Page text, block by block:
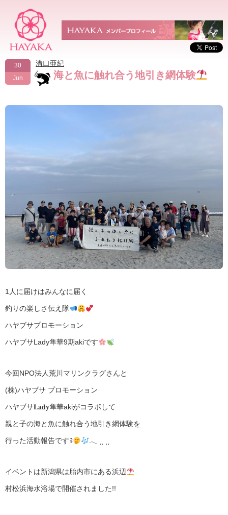
30
Jun
溝口亜紀
海と魚に触れ合う地引き網体験
1人に届けはみんなに届く
釣りの楽しさ伝え隊
ハヤブサプロモーション
ハヤブサLady隼華9期akiです
今回NPO法人荒川マリンクラグさんと
(株)ハヤブサ プロモーション
ハヤブサ𝐋𝐚𝐝𝐲隼華akiがコラボして
親と子の海と魚に触れ合う地引き網体験を
行った活動報告ですꉂ 𓂃 ⸒⸒ ⸒⸒
イベントは新潟県は胎内市にある浜辺
村松浜海水浴場で開催されました!!